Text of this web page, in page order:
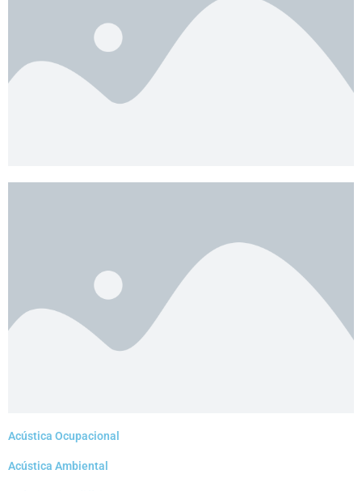
Acústica Ocupacional
Acústica Ambiental